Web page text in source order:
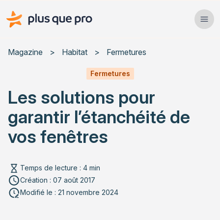
Plus que pro Mag'
Services
Actualités
Rechercher un article
Magazine > Habitat > Fermetures
Fermetures
Les solutions pour
garantir l’étanchéité de
vos fenêtres
Temps de lecture : 4 min
Création : 07 août 2017
Modifié le : 21 novembre 2024